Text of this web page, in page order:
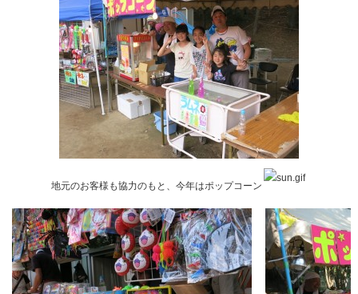
地元のお客様も協力のもと、今年はポップコーン